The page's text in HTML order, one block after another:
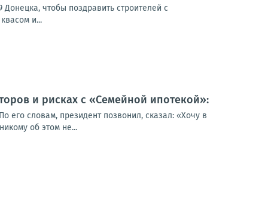
чтобы поздравить строителей с
и...
и рисках с «Семейной ипотекой»:
его словам, президент позвонил, сказал: «Хочу в
об этом не...